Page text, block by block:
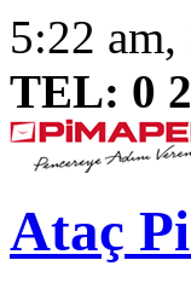
5:22
TEL: 0
Ataç